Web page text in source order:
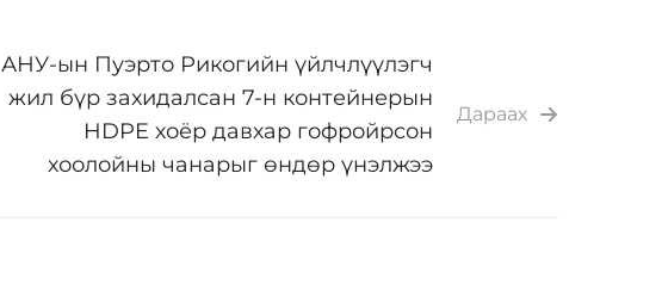
Дараах
АНУ-ын Пуэрто Рикогийн үйлчлүүлэгч
жил бүр захидалсан 7-н контейнерын
HDPE хоёр давхар гофройрсон
хоолойны чанарыг өндөр үнэлжээ